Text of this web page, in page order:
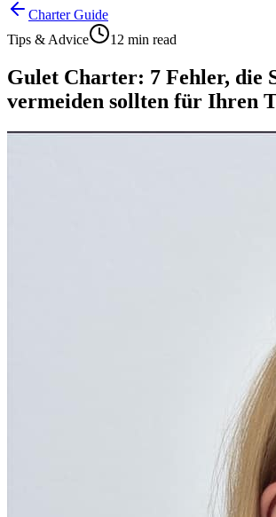
Charter Guide
Tips & Advice
12 min read
Gulet Charter: 7 Fehler, die
vermeiden sollten für Ihren